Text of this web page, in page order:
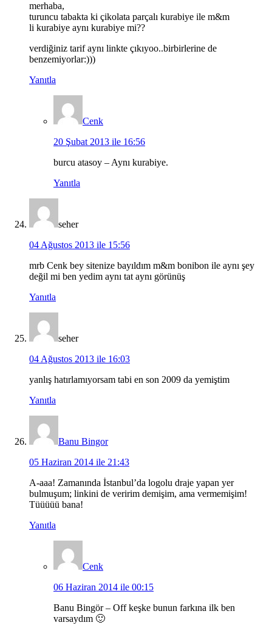
merhaba,
turuncu tabakta ki çikolata parçalı kurabiye ile m&m
li kurabiye aynı kurabiye mi??
verdiğiniz tarif aynı linkte çıkıyoo..birbirlerine de
benzemiyorlar:)))
Yanıtla
Cenk
20 Şubat 2013 ile 16:56
burcu atasoy – Aynı kurabiye.
Yanıtla
seher
04 Ağustos 2013 ile 15:56
mrb Cenk bey sitenize bayıldım m&m bonibon ile aynı şey
değil mi ben yedim aynı tat aynı görünüş
Yanıtla
seher
04 Ağustos 2013 ile 16:03
yanlış hatırlamıyorsam tabi en son 2009 da yemiştim
Yanıtla
Banu Bingor
05 Haziran 2014 ile 21:43
A-aaa! Zamanında İstanbul’da logolu draje yapan yer
bulmuşum; linkini de veririm demişim, ama vermemişim!
Tüüüüü bana!
Yanıtla
Cenk
06 Haziran 2014 ile 00:15
Banu Bingör – Off keşke bunun farkına ilk ben
varsaydım 🙂